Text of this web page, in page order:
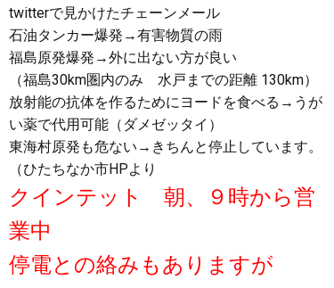
twitterで見かけたチェーンメール
石油タンカー爆発→有害物質の雨
福島原発爆発→外に出ない方が良い
（福島30km圏内のみ 水戸までの距離 130km）
放射能の抗体を作るためにヨードを食べる→うが
い薬で代用可能（ダメゼッタイ）
東海村原発も危ない→きちんと停止しています。
（ひたちなか市HPより
クインテット 朝、９時から営
業中
停電との絡みもありますが